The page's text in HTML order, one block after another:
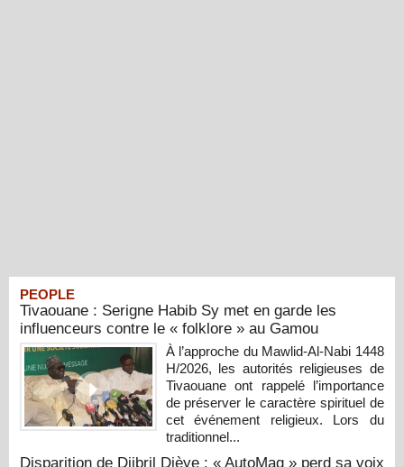
PEOPLE
Tivaouane : Serigne Habib Sy met en garde les
influenceurs contre le « folklore » au Gamou
À l’approche du Mawlid-Al-Nabi 1448
H/2026, les autorités religieuses de
Tivaouane ont rappelé l’importance
de préserver le caractère spirituel de
cet événement religieux. Lors du
traditionnel...
Disparition de Djibril Dièye : « AutoMag » perd sa voix